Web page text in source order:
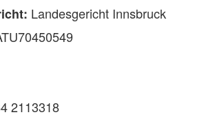
Landesgericht Innsbruck
2113318